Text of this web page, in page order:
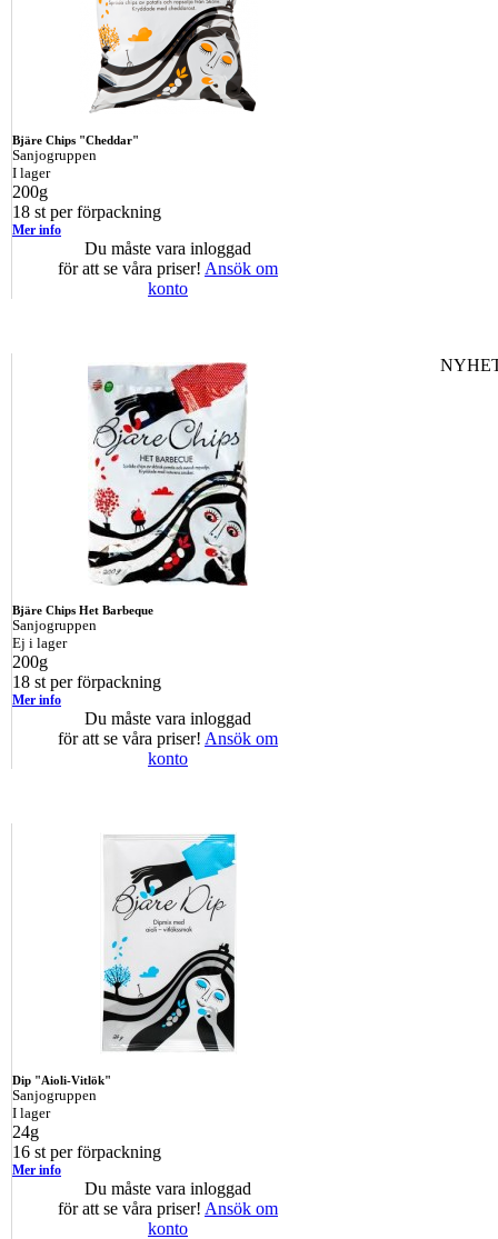
Bjäre Chips "Cheddar"
Sanjogruppen
I lager
200g
18 st per förpackning
Mer info
Du måste vara inloggad
för att se våra priser! Ansök om
konto
Bjäre Chips Het Barbeque
Sanjogruppen
Ej i lager
200g
18 st per förpackning
Mer info
Du måste vara inloggad
för att se våra priser! Ansök om
konto
Dip "Aioli-Vitlök"
Sanjogruppen
I lager
24g
16 st per förpackning
Mer info
Du måste vara inloggad
för att se våra priser! Ansök om
konto